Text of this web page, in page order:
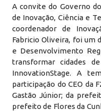
A convite do Governo
de Inovação, Ciência e
coordenador de
Fabricio Oliveira, foi um
e Desenvolvimento
transformar cidades
InnovationStage. A
participação do CEO da
Gastão Júnior; da
prefeito de Flores da